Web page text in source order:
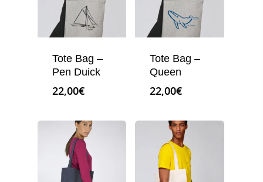
Tote Bag –
Pen Duick
22,00€
Tote Bag –
Queen
22,00€